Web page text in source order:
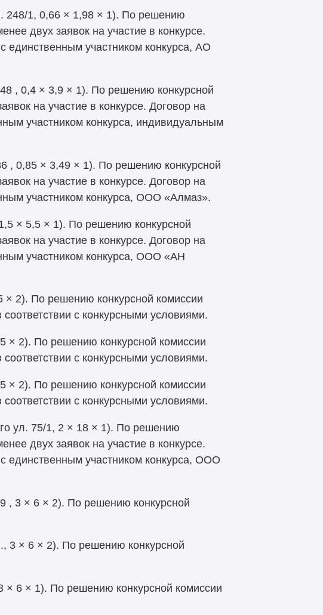
248/1, 0,66 × 1,98 × 1). По решению
двух заявок на участие в конкурсе.
единственным участником конкурса, АО
, 0,4 × 3,9 × 1). По решению конкурсной
на участие в конкурсе. Договор на
участником конкурса, индивидуальным
, 0,85 × 3,49 × 1). По решению конкурсной
на участие в конкурсе. Договор на
участником конкурса, ООО «Алмаз».
× 5,5 × 1). По решению конкурсной
на участие в конкурсе. Договор на
участником конкурса, ООО «АН
2). По решению конкурсной комиссии
с конкурсными условиями.
× 2). По решению конкурсной комиссии
с конкурсными условиями.
× 2). По решению конкурсной комиссии
с конкурсными условиями.
ул. 75/1, 2 × 18 × 1). По решению
двух заявок на участие в конкурсе.
единственным участником конкурса, ООО
, 3 × 6 × 2). По решению конкурсной
3 × 6 × 2). По решению конкурсной
× 6 × 1). По решению конкурсной комиссии